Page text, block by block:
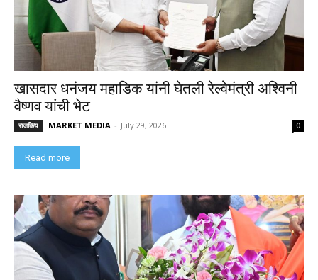
खासदार धनंजय महाडिक यांनी घेतली रेल्वेमंत्री अश्विनी
वैष्णव यांची भेट
राजकिय MARKET MEDIA - July 29, 2026 0
Read more